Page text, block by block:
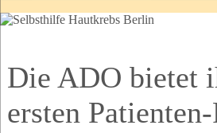
Die ADO bietet
ersten